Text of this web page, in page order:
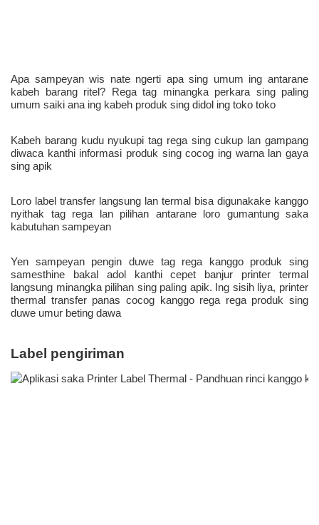
Apa sampeyan wis nate ngerti apa sing umum ing antarane
kabeh barang ritel? Rega tag minangka perkara sing paling
umum saiki ana ing kabeh produk sing didol ing toko toko
Kabeh barang kudu nyukupi tag rega sing cukup lan gampang
diwaca kanthi informasi produk sing cocog ing warna lan gaya
sing apik
Loro label transfer langsung lan termal bisa digunakake kanggo
nyithak tag rega lan pilihan antarane loro gumantung saka
kabutuhan sampeyan
Yen sampeyan pengin duwe tag rega kanggo produk sing
samesthine bakal adol kanthi cepet banjur printer termal
langsung minangka pilihan sing paling apik. Ing sisih liya, printer
thermal transfer panas cocog kanggo rega rega produk sing
duwe umur beting dawa